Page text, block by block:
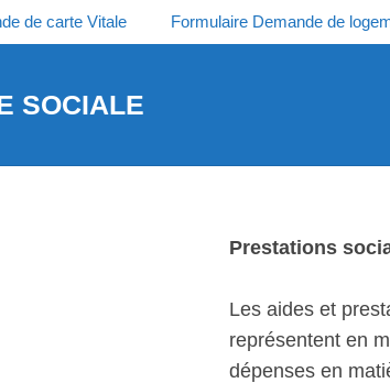
de carte Vitale Formulaire Demande de
SOCIALE
Prestations
Les aides et
représentent en
dépenses en